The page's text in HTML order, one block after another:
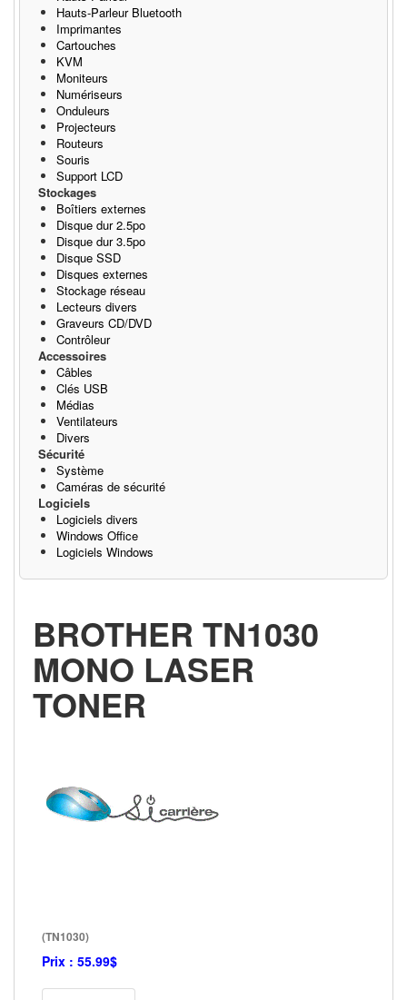
Hauts-Parleur Bluetooth
Imprimantes
Cartouches
KVM
Moniteurs
Numériseurs
Onduleurs
Projecteurs
Routeurs
Souris
Support LCD
Stockages
Boîtiers externes
Disque dur 2.5po
Disque dur 3.5po
Disque SSD
Disques externes
Stockage réseau
Lecteurs divers
Graveurs CD/DVD
Contrôleur
Accessoires
Câbles
Clés USB
Médias
Ventilateurs
Divers
Sécurité
Système
Caméras de sécurité
Logiciels
Logiciels divers
Windows Office
Logiciels Windows
BROTHER TN1030
MONO LASER
TONER
(TN1030)
Prix : 55.99$